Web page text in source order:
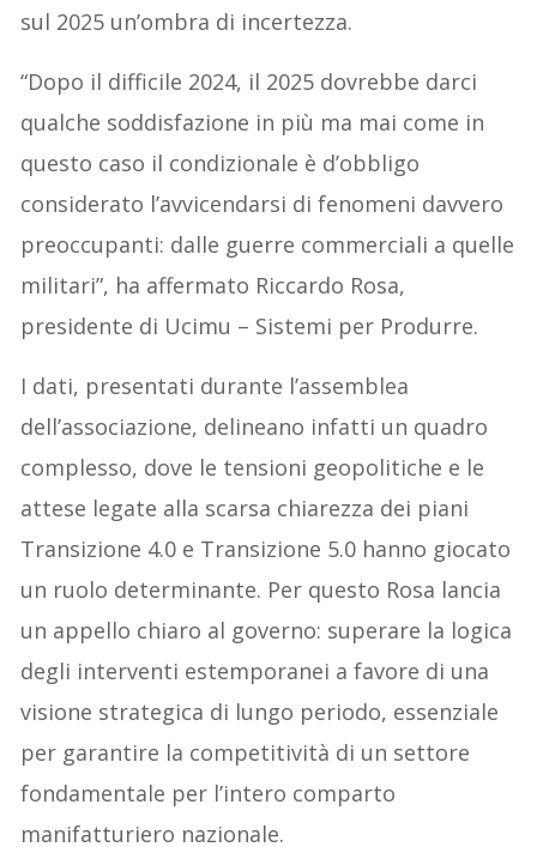
sul 2025 un’ombra di incertezza.
“Dopo il difficile 2024, il 2025 dovrebbe darci
qualche soddisfazione in più ma mai come in
questo caso il condizionale è d’obbligo
considerato l’avvicendarsi di fenomeni davvero
preoccupanti: dalle guerre commerciali a quelle
militari”, ha affermato Riccardo Rosa,
presidente di Ucimu – Sistemi per Produrre.
I dati, presentati durante l’assemblea
dell’associazione, delineano infatti un quadro
complesso, dove le tensioni geopolitiche e le
attese legate alla scarsa chiarezza dei piani
Transizione 4.0 e Transizione 5.0 hanno giocato
un ruolo determinante. Per questo Rosa lancia
un appello chiaro al governo: superare la logica
degli interventi estemporanei a favore di una
visione strategica di lungo periodo, essenziale
per garantire la competitività di un settore
fondamentale per l’intero comparto
manifatturiero nazionale.